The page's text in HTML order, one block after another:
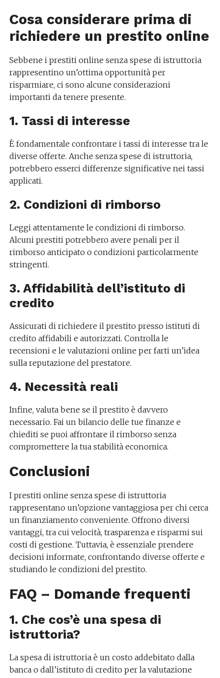
Cosa considerare prima di
richiedere un prestito online
Sebbene i prestiti online senza spese di istruttoria
rappresentino un’ottima opportunità per
risparmiare, ci sono alcune considerazioni
importanti da tenere presente.
1. Tassi di interesse
È fondamentale confrontare i tassi di interesse tra le
diverse offerte. Anche senza spese di istruttoria,
potrebbero esserci differenze significative nei tassi
applicati.
2. Condizioni di rimborso
Leggi attentamente le condizioni di rimborso.
Alcuni prestiti potrebbero avere penali per il
rimborso anticipato o condizioni particolarmente
stringenti.
3. Affidabilità dell’istituto di
credito
Assicurati di richiedere il prestito presso istituti di
credito affidabili e autorizzati. Controlla le
recensioni e le valutazioni online per farti un’idea
sulla reputazione del prestatore.
4. Necessità reali
Infine, valuta bene se il prestito è davvero
necessario. Fai un bilancio delle tue finanze e
chiediti se puoi affrontare il rimborso senza
compromettere la tua stabilità economica.
Conclusioni
I prestiti online senza spese di istruttoria
rappresentano un’opzione vantaggiosa per chi cerca
un finanziamento conveniente. Offrono diversi
vantaggi, tra cui velocità, trasparenza e risparmi sui
costi di gestione. Tuttavia, è essenziale prendere
decisioni informate, confrontando diverse offerte e
studiando le condizioni del prestito.
FAQ – Domande frequenti
1. Che cos’è una spesa di
istruttoria?
La spesa di istruttoria è un costo addebitato dalla
banca o dall’istituto di credito per la valutazione